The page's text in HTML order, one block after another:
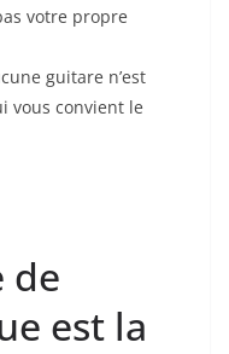
votre propre
guitare n’est
vous convient le
de
est la